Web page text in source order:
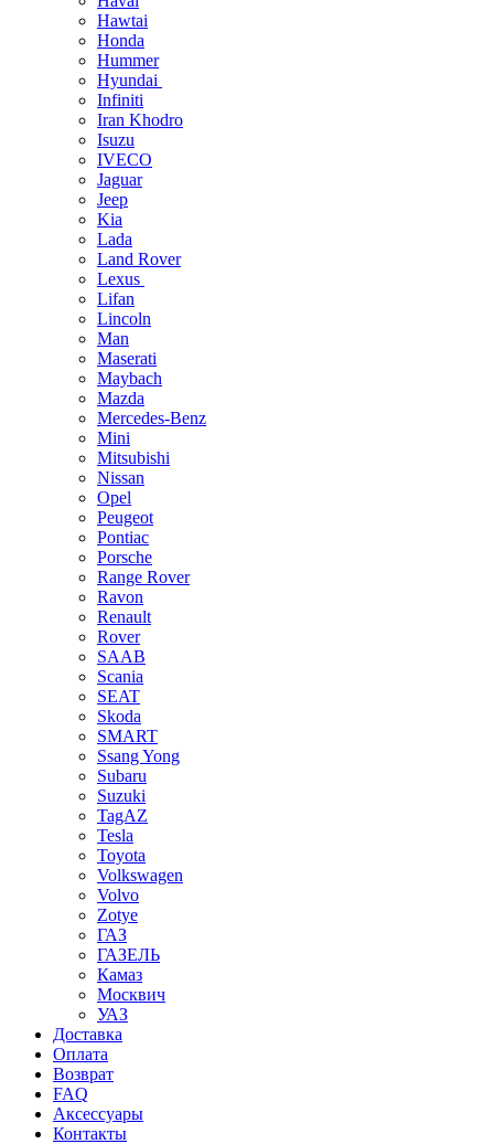
Hawtai
Honda
Hummer
Hyundai
Infiniti
Iran Khodro
Isuzu
IVECO
Jaguar
Jeep
Kia
Lada
Land Rover
Lexus
Lifan
Lincoln
Man
Maserati
Maybach
Mazda
Mercedes-Benz
Mini
Mitsubishi
Nissan
Opel
Peugeot
Pontiac
Porsche
Range Rover
Ravon
Renault
Rover
SAAB
Scania
SEAT
Skoda
SMART
Ssang Yong
Subaru
Suzuki
TagAZ
Tesla
Toyota
Volkswagen
Volvo
Zotye
ГАЗ
ГАЗЕЛЬ
Камаз
Москвич
УАЗ
Доставка
Оплата
Возврат
FAQ
Аксессуары
Контакты